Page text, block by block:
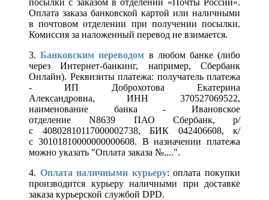
Оплата заказа банковской картой или наличными
в почтовом отделении при получении посылки.
Комиссия за наложенный перевод не взимается.
3.Банковским переводом в любом банке (либо
через Интернет-банкинг, например, Сбербанк
Онлайн). Реквизиты платежа: получатель платежа
- ИП Доброхотова Екатерина
Александровна, ИНН 370527069522,
наименование банка - Ивановское
отделение N8639 ПАО Сбербанк, р/
с 40802810117000002738, БИК 042406608, к/
с 30101810000000000608. В назначении платежа
можно указать "Оплата заказа №....".
4. Оплата наличными курьеру: оплата покупки
производится курьеру наличными при доставке
заказа курьерской службой DPD.